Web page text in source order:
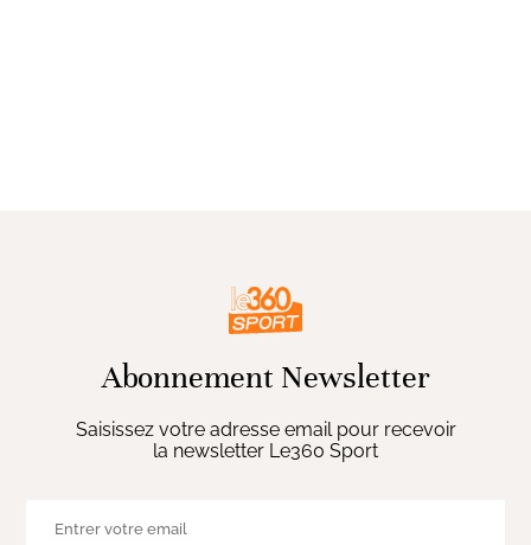
Abonnement Newsletter
Saisissez votre adresse email pour recevoir
la newsletter Le360 Sport